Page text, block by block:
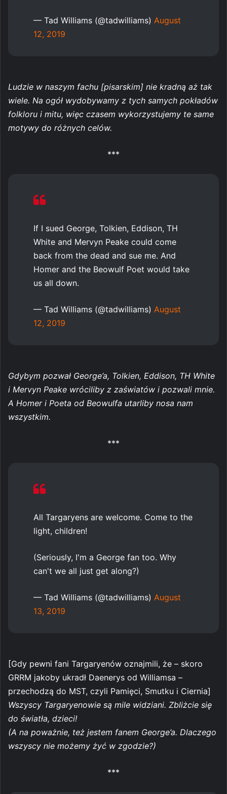
— Tad Williams (@tadwilliams) August
12, 2019
Ludzie w naszym fachu [pisarskim] nie kradną aż tak
wiele. Na ogół wydobywamy z tych samych pokładów
folkloru i mitu, więc czasem wykorzystujemy te same
motywy do różnych celów.
***
If I sued George, Tolkien, Eddison, TH
White and Mervyn Peake could come
back from the dead and sue me. And
Homer and the Beowulf Poet would take
us all down.
— Tad Williams (@tadwilliams) August
12, 2019
Gdybym pozwał George’a, Tolkien, Eddison, TH White
i Mervyn Peake wróciliby z zaświatów i pozwali mnie.
A Homer i Poeta od Beowulfa utarliby nosa nam
wszystkim.
***
All Targaryens are welcome. Come to the
light, children!
(Seriously, I'm a George fan too. Why
can't we all just get along?)
— Tad Williams (@tadwilliams) August
13, 2019
[Gdy pewni fani Targaryenów oznajmili, że – skoro
GRRM jakoby ukradł Daenerys od Williamsa –
przechodzą do MST, czyli Pamięci, Smutku i Ciernia]
Wszyscy Targaryenowie są mile widziani. Zbliżcie się
do światła, dzieci!
(A na poważnie, też jestem fanem George’a. Dlaczego
wszyscy nie możemy żyć w zgodzie?)
***